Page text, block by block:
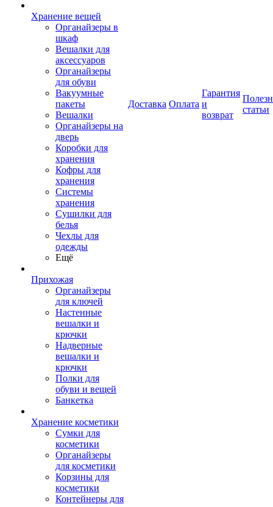
Хранение вещей
Органайзеры в
шкаф
Вешалки для
аксессуаров
Органайзеры
для обуви
Вакуумные
пакеты
Вешалки
Органайзеры на
дверь
Коробки для
хранения
Кофры для
хранения
Системы
хранения
Сушилки для
белья
Чехлы для
одежды
Ещё
Прихожая
Органайзеры
для ключей
Настенные
вешалки и
крючки
Надверные
вешалки и
крючки
Полки для
обуви и вещей
Банкетка
Хранение косметики
Сумки для
косметики
Органайзеры
для косметики
Корзины для
косметики
Контейнеры для
Доставка Оплата
Гарантия
и
возврат
статьи